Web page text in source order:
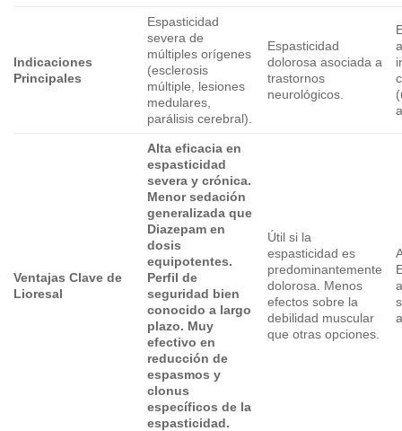
Indicaciones
Principales
Espasticidad
severa de
múltiples orígenes
(esclerosis
múltiple, lesiones
medulares,
parálisis cerebral).
Espasticidad
dolorosa asociada a
trastornos
neurológicos.
Ventajas Clave de
Lioresal
Alta eficacia en
espasticidad
severa y crónica.
Menor sedación
generalizada que
Diazepam en
dosis
equipotentes.
Perfil de
seguridad bien
conocido a largo
plazo. Muy
efectivo en
reducción de
espasmos y
clonus
específicos de la
espasticidad.
Útil si la
espasticidad es
predominantemente
dolorosa. Menos
efectos sobre la
debilidad muscular
que otras opciones.